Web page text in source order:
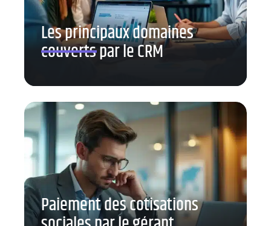
Les principaux domaines
couverts par le CRM
Paiement des cotisations